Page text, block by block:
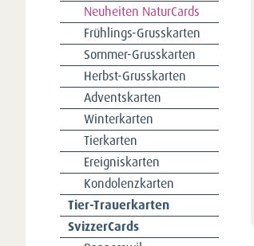
Neuheiten NaturCards
Frühlings-Grusskarten
Sommer-Grusskarten
Herbst-Grusskarten
Adventskarten
Winterkarten
Tierkarten
Ereigniskarten
Kondolenzkarten
Tier-Trauerkarten
SvizzerCards